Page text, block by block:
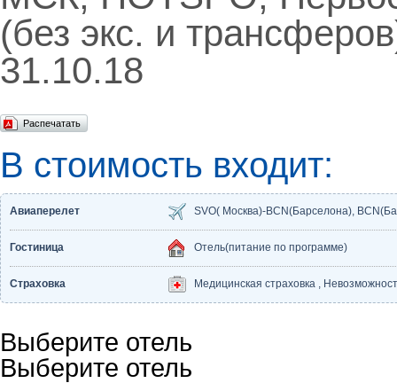
(без экс. и
31.10.18
Распечатать
В стоимость входит:
Авиаперелет SVO( Москва)-BCN(Барселона),
Гостиница Отель(питание по программе)
Страховка Медицинская страховка ,
Выберите отель
Выберите отель